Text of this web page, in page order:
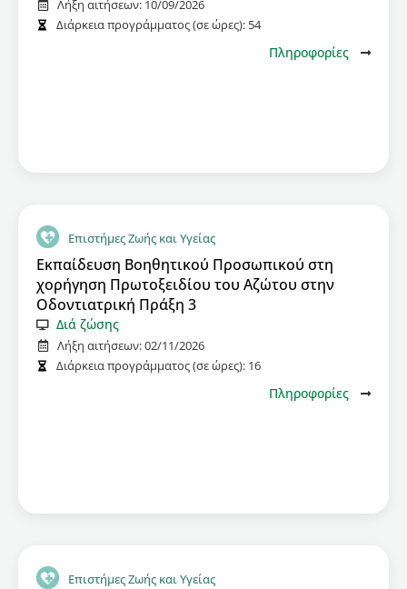
Λήξη αιτήσεων: 10/09/2026
Διάρκεια προγράμματος (σε ώρες): 54
Πληροφορίες
Επιστήμες Ζωής και Υγείας
Εκπαίδευση Βοηθητικού Προσωπικού στη
χορήγηση Πρωτοξειδίου του Αζώτου στην
Οδοντιατρική Πράξη 3
Διά ζώσης
Λήξη αιτήσεων:02/11/2026
Διάρκεια προγράμματος (σε ώρες): 16
Πληροφορίες
Επιστήμες Ζωής και Υγείας